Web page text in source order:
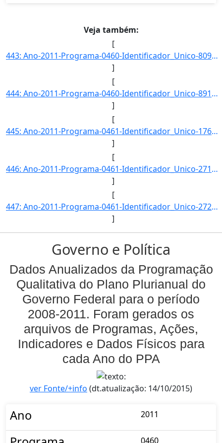
Veja também:
[
443: Ano-2011-Programa-0460-Identificador_Unico-809-Descricao-Taxa_de_Doutores_em_Relacao_aos_Pesquisador]
]
[
444: Ano-2011-Programa-0460-Identificador_Unico-891-Descricao-Taxa_de_Egressos_do_Programa_Bolsas_de_Inic]
]
[
445: Ano-2011-Programa-0461-Identificador_Unico-1761-Descricao-Indice_de_Produtividade_Cientifica_dos_Pes]
]
[
446: Ano-2011-Programa-0461-Identificador_Unico-2713-Descricao-Processos_e_Tecnicas_Desenvolvidos_nas_Uni]
]
[
447: Ano-2011-Programa-0461-Identificador_Unico-2723-Descricao-Artigos_Publicados_por_Pesquisadores_Brasi]
]
Governo e Política
Dados Anualizados da Programação
Qualitativa do Plano Plurianual do
Governo Federal para o período
2008-2011. Foram gerados os
arquivos de Programas, Ações,
Indicadores e Dados Físicos para
cada Ano do PPA
ver Fonte/+info (dt.atualização: 14/10/2015)
Ano 2011
0460